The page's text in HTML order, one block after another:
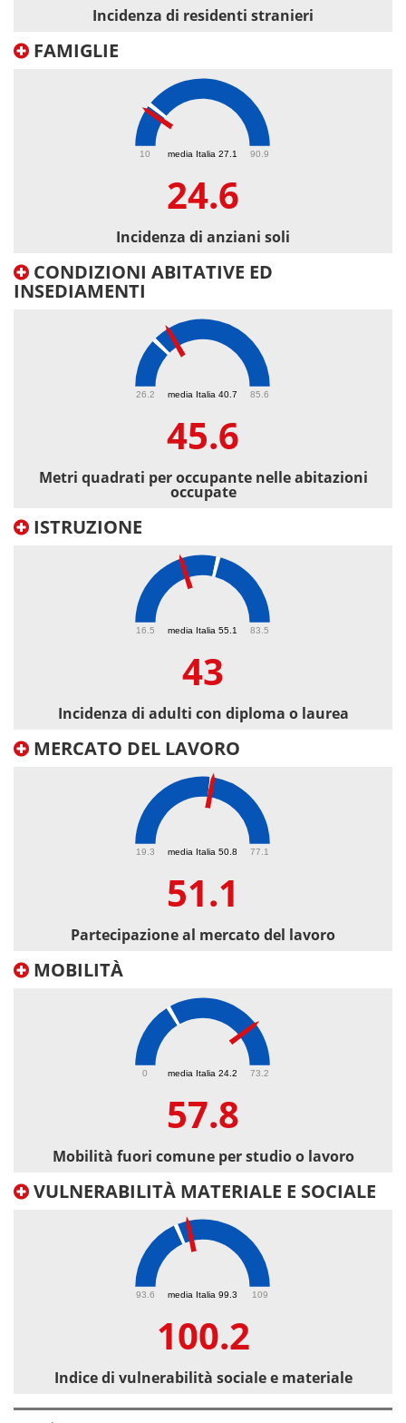
Incidenza di residenti stranieri
FAMIGLIE
media Italia 27.1
10 90.9
24.6
Incidenza di anziani soli
CONDIZIONI ABITATIVE ED
INSEDIAMENTI
media Italia 40.7
26.2 85.6
45.6
Metri quadrati per occupante nelle abitazioni
occupate
ISTRUZIONE
media Italia 55.1
16.5 83.5
43
Incidenza di adulti con diploma o laurea
MERCATO DEL LAVORO
media Italia 50.8
19.3 77.1
51.1
Partecipazione al mercato del lavoro
MOBILITÀ
media Italia 24.2
0 73.2
57.8
Mobilità fuori comune per studio o lavoro
VULNERABILITÀ MATERIALE E SOCIALE
media Italia 99.3
93.6 109
100.2
Indice di vulnerabilità sociale e materiale